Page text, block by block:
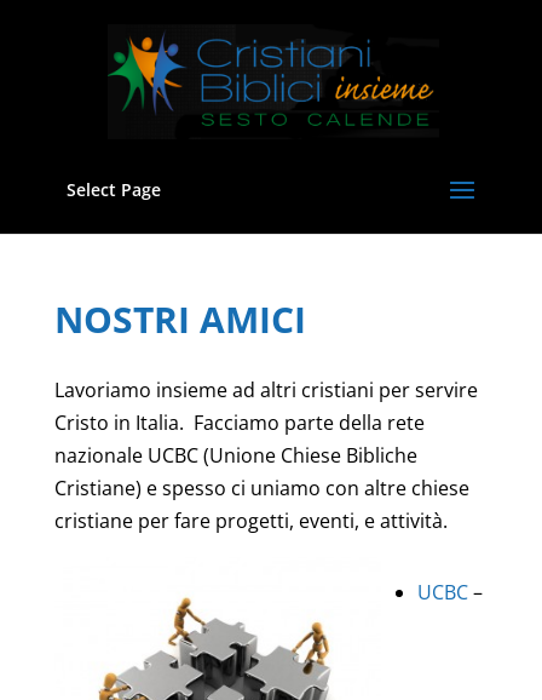
Select Page
NOSTRI AMICI
Lavoriamo insieme ad altri cristiani per servire
Cristo in Italia. Facciamo parte della rete
nazionale UCBC (Unione Chiese Bibliche
Cristiane) e spesso ci uniamo con altre chiese
cristiane per fare progetti, eventi, e attività.
UCBC–